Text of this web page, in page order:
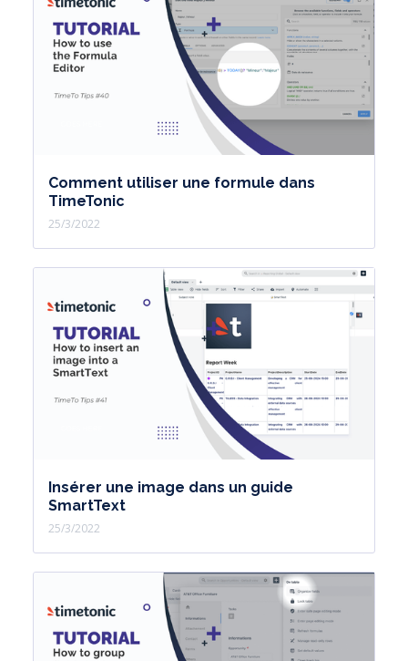
Comment utiliser une formule dans
TimeTonic
25/3/2022
Insérer une image dans un guide
SmartText
25/3/2022